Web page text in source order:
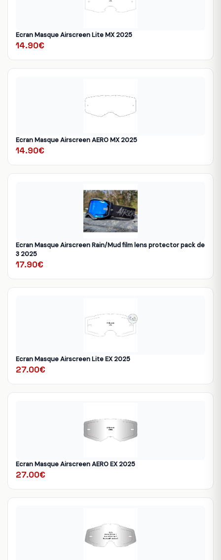
Ecran Masque Airscreen Lite MX 2025
14.90€
Ecran Masque Airscreen AERO MX 2025
14.90€
Ecran Masque Airscreen Rain/Mud film lens protector pack de
3 2025
17.90€
Ecran Masque Airscreen Lite EX 2025
27.00€
Ecran Masque Airscreen AERO EX 2025
27.00€